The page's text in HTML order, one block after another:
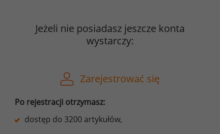
Jeżeli nie posiadasz jeszcze konta
wystarczy:
Zarejestrować się
Po rejestracji otrzymasz:
dostęp do 3200 artykułów,